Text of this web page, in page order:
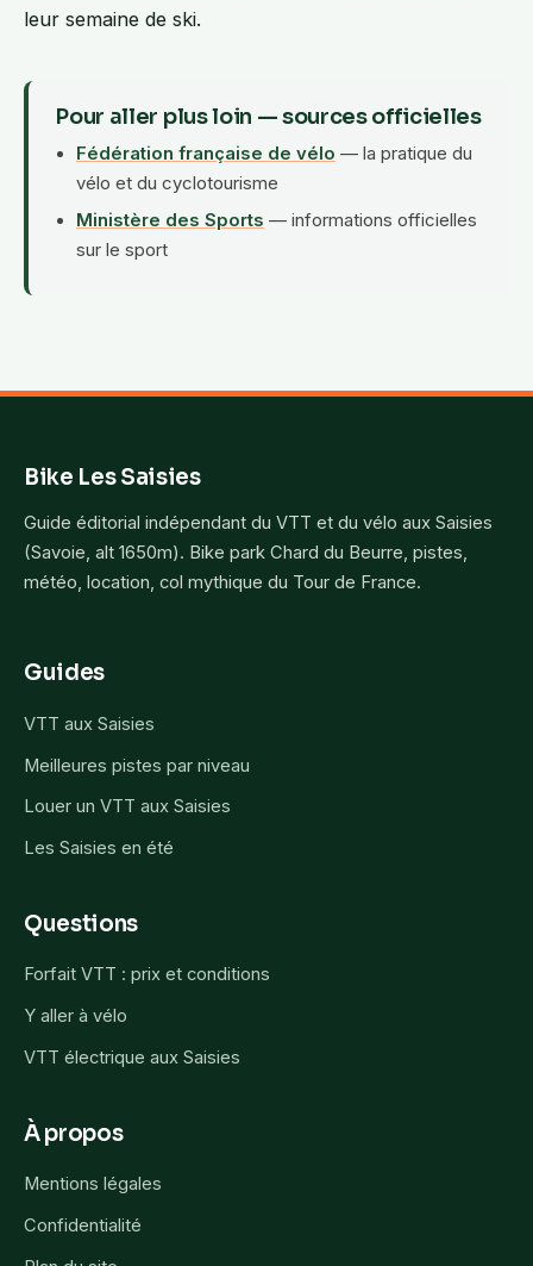
leur semaine de ski.
Pour aller plus loin — sources officielles
Fédération française de vélo — la pratique du
vélo et du cyclotourisme
Ministère des Sports — informations officielles
sur le sport
Bike Les Saisies
Guide éditorial indépendant du VTT et du vélo aux Saisies
(Savoie, alt 1650m). Bike park Chard du Beurre, pistes,
météo, location, col mythique du Tour de France.
Guides
VTT aux Saisies
Meilleures pistes par niveau
Louer un VTT aux Saisies
Les Saisies en été
Questions
Forfait VTT : prix et conditions
Y aller à vélo
VTT électrique aux Saisies
À propos
Mentions légales
Confidentialité